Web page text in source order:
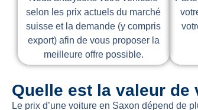
selon les prix actuels du marché
suisse et la demande (y compris
export) afin de vous proposer la
meilleure offre possible.
Quelle est la valeur de
Le prix d’une voiture en Saxon dépend de